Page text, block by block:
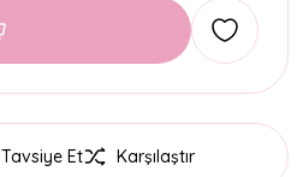
Tavsiye Et Karşılaştır